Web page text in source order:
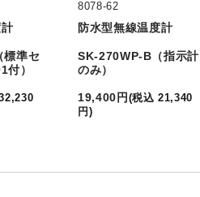
準セ
付）
8078-62
防水型無線温度計
SK-270WP-B（指示計
のみ）
19,400 円 (税込 21,340
円 )